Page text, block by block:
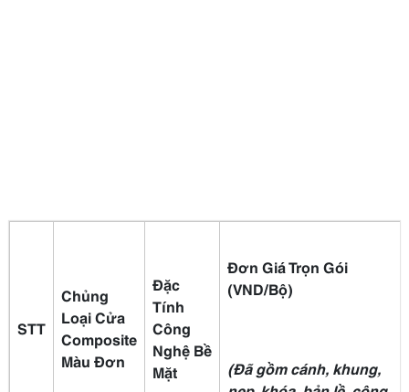
STT
Chủng
Loại Cửa
Composite
Màu Đơn
Đặc
Tính
Công
Nghệ Bề
Mặt
Đơn Giá Trọn Gói
(VND/Bộ)
(Đã gồm cánh, khung,